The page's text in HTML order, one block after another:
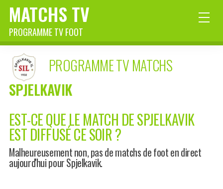
MATCHS TV
PROGRAMME TV FOOT
PROGRAMME TV MATCHS
SPJELKAVIK
EST-CE QUE LE MATCH DE SPJELKAVIK
EST DIFFUSÉ CE SOIR ?
Malheureusement non, pas de matchs de foot en direct
aujourd'hui pour Spjelkavik.